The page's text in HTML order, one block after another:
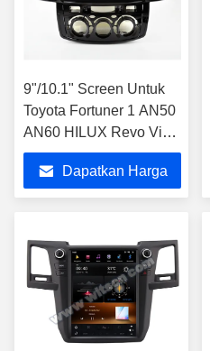
9"/10.1" Screen Untuk
Toyota Fortuner 1 AN50
AN60 HILUX Revo Vigo
2008-2014 Mobil
Multimedia Stereo
Dapatkan Harga